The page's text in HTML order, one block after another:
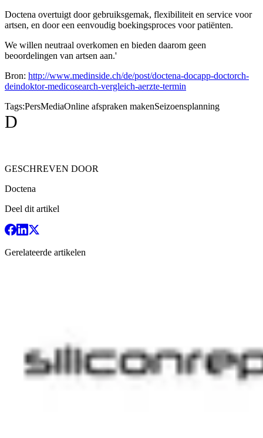
Doctena overtuigt door gebruiksgemak, flexibiliteit en service voor
artsen, en door een eenvoudig boekingsproces voor patiënten.
We willen neutraal overkomen en bieden daarom geen
beoordelingen van artsen aan.'
Bron: http://www.medinside.ch/de/post/doctena-docapp-doctorch-
deindoktor-medicosearch-vergleich-aerzte-termin
Tags:PersMediaOnline afspraken makenSeizoensplanning
D
GESCHREVEN DOOR
Doctena
Deel dit artikel
Gerelateerde artikelen